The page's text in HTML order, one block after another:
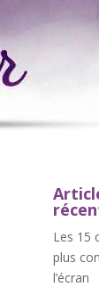
Les 15
plus
l’écran